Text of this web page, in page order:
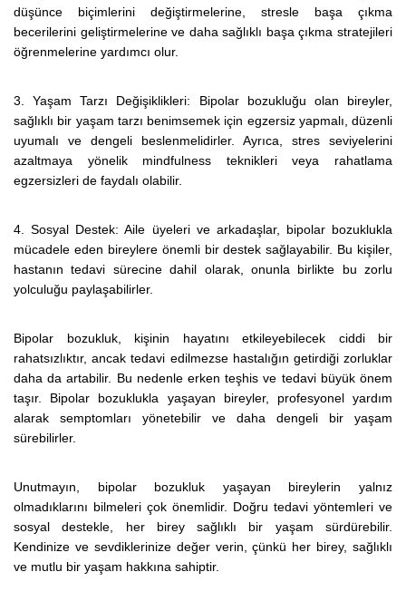
düşünce biçimlerini değiştirmelerine, stresle başa çıkma
becerilerini geliştirmelerine ve daha sağlıklı başa çıkma stratejileri
öğrenmelerine yardımcı olur.
3. Yaşam Tarzı Değişiklikleri: Bipolar bozukluğu olan bireyler,
sağlıklı bir yaşam tarzı benimsemek için egzersiz yapmalı, düzenli
uyumalı ve dengeli beslenmelidirler. Ayrıca, stres seviyelerini
azaltmaya yönelik mindfulness teknikleri veya rahatlama
egzersizleri de faydalı olabilir.
4. Sosyal Destek: Aile üyeleri ve arkadaşlar, bipolar bozuklukla
mücadele eden bireylere önemli bir destek sağlayabilir. Bu kişiler,
hastanın tedavi sürecine dahil olarak, onunla birlikte bu zorlu
yolculuğu paylaşabilirler.
Bipolar bozukluk, kişinin hayatını etkileyebilecek ciddi bir
rahatsızlıktır, ancak tedavi edilmezse hastalığın getirdiği zorluklar
daha da artabilir. Bu nedenle erken teşhis ve tedavi büyük önem
taşır. Bipolar bozuklukla yaşayan bireyler, profesyonel yardım
alarak semptomları yönetebilir ve daha dengeli bir yaşam
sürebilirler.
Unutmayın, bipolar bozukluk yaşayan bireylerin yalnız
olmadıklarını bilmeleri çok önemlidir. Doğru tedavi yöntemleri ve
sosyal destekle, her birey sağlıklı bir yaşam sürdürebilir.
Kendinize ve sevdiklerinize değer verin, çünkü her birey, sağlıklı
ve mutlu bir yaşam hakkına sahiptir.